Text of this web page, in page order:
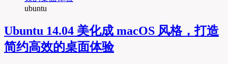
ubuntu
Ubuntu 14.04 美化成 macOS 风格，打造
简约高效的桌面体验